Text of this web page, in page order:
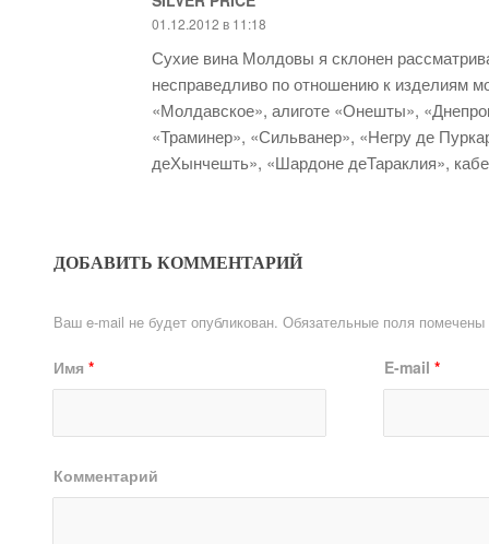
01.12.2012 в 11:18
Сухие вина Молдовы я склонен
несправедливо по отношению к изделиям
«Молдавское», алиготе «Онешты»,
«Траминер», «Сильванер», «Негру де
деХынчешть», «Шардоне деТараклия»,
ДОБАВИТЬ КОММЕНТАРИЙ
Ваш e-mail не будет опубликован. Обязательные поля помечены
Имя * E-mail *
Комментарий